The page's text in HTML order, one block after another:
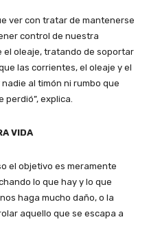
ver con tratar de mantenerse
control de nuestra
el oleaje, tratando de soportar
las corrientes, el oleaje y el
al timón ni rumbo que
perdió”, explica.
VIDA
el objetivo es meramente
lo que hay y lo que
haga mucho daño, o la
aquello que se escapa a